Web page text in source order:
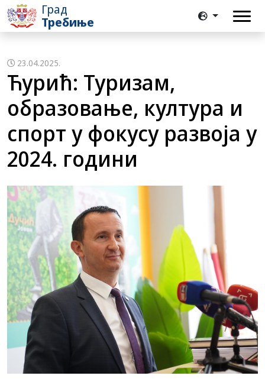
Град
Требиње
23.04.2025.
Ћурић: Туризам,
образовање, култура и
спорт у фокусу развоја у
2024. години